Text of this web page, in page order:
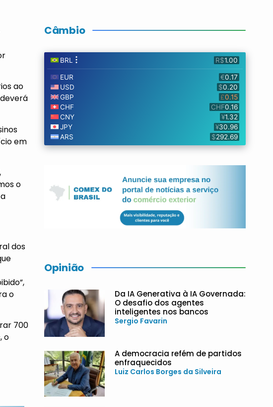
ao
em
o
dos
o
700
o
Câmbio
Opinião
Da IA Generativa à IA Governada:
O desafio dos agentes
inteligentes nos bancos
Sergio Favarin
A democracia refém de partidos
enfraquecidos
Luiz Carlos Borges da Silveira